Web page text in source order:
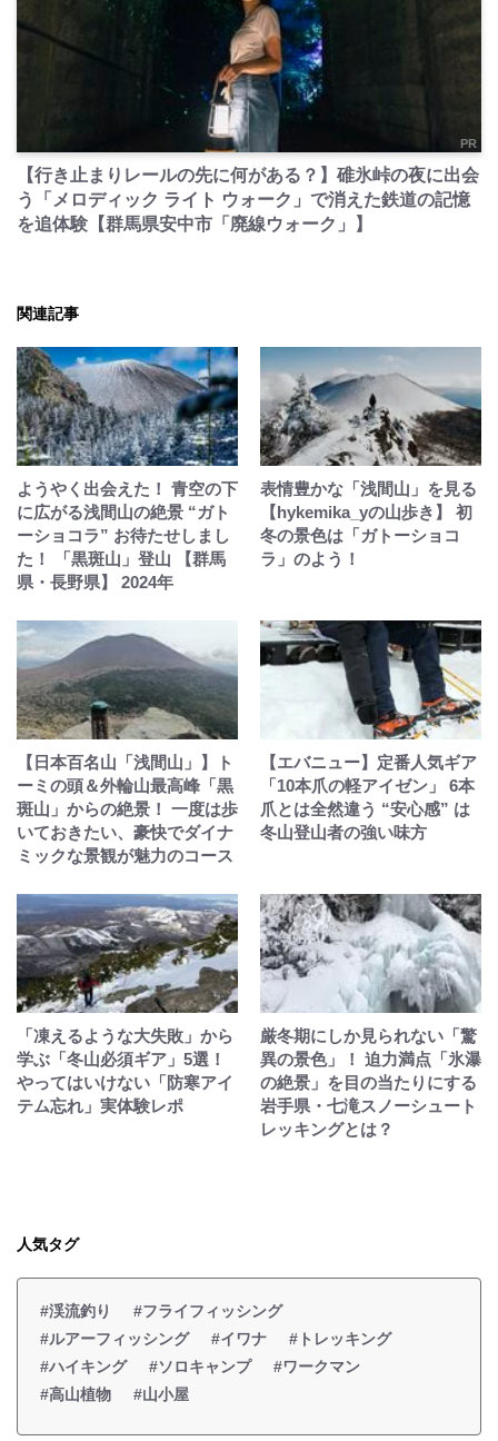
PR
【行き止まりレールの先に何がある？】碓氷峠の夜に出会
う「メロディック ライト ウォーク」で消えた鉄道の記憶
を追体験【群馬県安中市「廃線ウォーク」】
関連記事
ようやく出会えた！ 青空の下
に広がる浅間山の絶景 “ガト
ーショコラ” お待たせしまし
た！ 「黒斑山」登山 【群馬
県・長野県】 2024年
表情豊かな「浅間山」を見る
【hykemika_yの山歩き】 初
冬の景色は「ガトーショコ
ラ」のよう！
【日本百名山「浅間山」】ト
ーミの頭＆外輪山最高峰「黒
斑山」からの絶景！ 一度は歩
いておきたい、豪快でダイナ
ミックな景観が魅力のコース
【エバニュー】定番人気ギア
「10本爪の軽アイゼン」 6本
爪とは全然違う “安心感” は
冬山登山者の強い味方
「凍えるような大失敗」から
学ぶ「冬山必須ギア」5選！
やってはいけない「防寒アイ
テム忘れ」実体験レポ
厳冬期にしか見られない「驚
異の景色」！ 迫力満点「氷瀑
の絶景」を目の当たりにする
岩手県・七滝スノーシュート
レッキングとは？
人気タグ
#渓流釣り
#フライフィッシング
#ルアーフィッシング
#イワナ
#トレッキング
#ハイキング
#ソロキャンプ
#ワークマン
#高山植物
#山小屋